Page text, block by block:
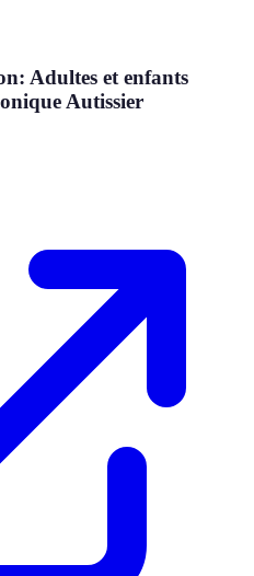
Adultes et enfants
Autissier